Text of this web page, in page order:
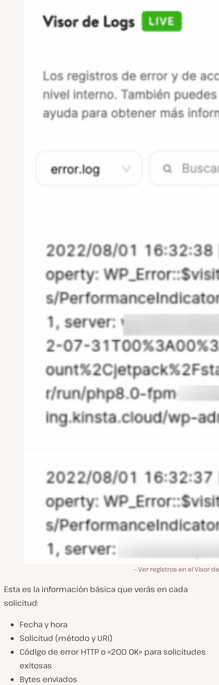
Ver registros en el Visor
Esta es la información básica que verás en cada
solicitud:
Fecha y hora
Solicitud (método y URI)
Código de error HTTP o «200 OK» para solicitudes
exitosas
Bytes enviados